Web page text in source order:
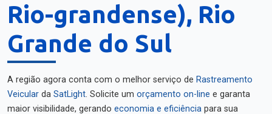
Rio-grandense), Rio
Grande do Sul
A região agora conta com o melhor serviço de Rastreamento
Veicular da SatLight. Solicite um orçamento on-line e garanta
maior visibilidade, gerando economia e eficiência para sua